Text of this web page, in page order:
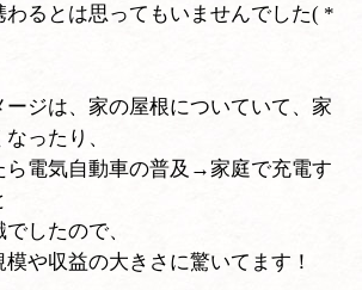
わるとは思ってもいませんでした( *
ジは、家の屋根についていて、家
ったり、
ら電気自動車の普及→家庭で充電す
したので、
や収益の大きさに驚いてます！